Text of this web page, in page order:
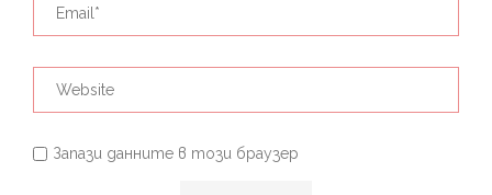
Запази данните в този браузер